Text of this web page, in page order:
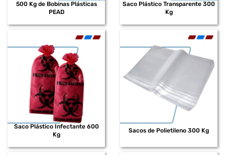
500 Kg de Bobinas Plásticas
PEAD
Saco Plástico Transparente 300
Kg
Saco Plástico Infectante 600
Kg
Sacos de Polietileno 300 Kg